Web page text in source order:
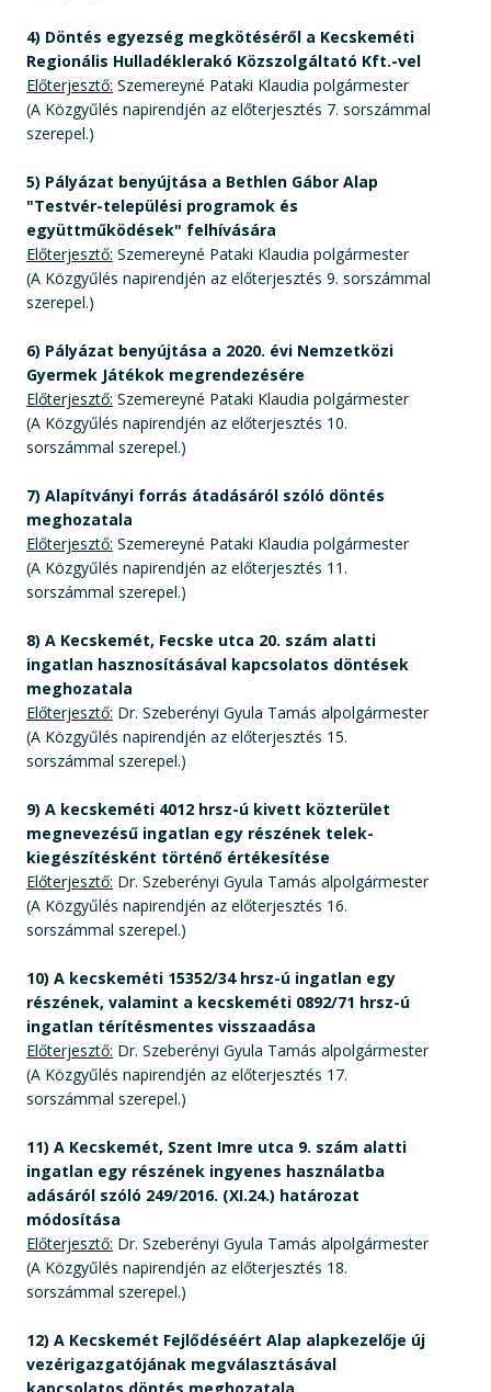
4) Döntés egyezség megkötéséről a Kecskeméti
Regionális Hulladéklerakó Közszolgáltató Kft.-vel
Előterjesztő: Szemereyné Pataki Klaudia polgármester
(A Közgyűlés napirendjén az előterjesztés 7. sorszámmal
szerepel.)
5) Pályázat benyújtása a Bethlen Gábor Alap
"Testvér-települési programok és
együttműködések" felhívására
Előterjesztő: Szemereyné Pataki Klaudia polgármester
(A Közgyűlés napirendjén az előterjesztés 9. sorszámmal
szerepel.)
6) Pályázat benyújtása a 2020. évi Nemzetközi
Gyermek Játékok megrendezésére
Előterjesztő: Szemereyné Pataki Klaudia polgármester
(A Közgyűlés napirendjén az előterjesztés 10.
sorszámmal szerepel.)
7) Alapítványi forrás átadásáról szóló döntés
meghozatala
Előterjesztő: Szemereyné Pataki Klaudia polgármester
(A Közgyűlés napirendjén az előterjesztés 11.
sorszámmal szerepel.)
8) A Kecskemét, Fecske utca 20. szám alatti
ingatlan hasznosításával kapcsolatos döntések
meghozatala
Előterjesztő: Dr. Szeberényi Gyula Tamás alpolgármester
(A Közgyűlés napirendjén az előterjesztés 15.
sorszámmal szerepel.)
9) A kecskeméti 4012 hrsz-ú kivett közterület
megnevezésű ingatlan egy részének telek-
kiegészítésként történő értékesítése
Előterjesztő: Dr. Szeberényi Gyula Tamás alpolgármester
(A Közgyűlés napirendjén az előterjesztés 16.
sorszámmal szerepel.)
10) A kecskeméti 15352/34 hrsz-ú ingatlan egy
részének, valamint a kecskeméti 0892/71 hrsz-ú
ingatlan térítésmentes visszaadása
Előterjesztő: Dr. Szeberényi Gyula Tamás alpolgármester
(A Közgyűlés napirendjén az előterjesztés 17.
sorszámmal szerepel.)
11) A Kecskemét, Szent Imre utca 9. szám alatti
ingatlan egy részének ingyenes használatba
adásáról szóló 249/2016. (XI.24.) határozat
módosítása
Előterjesztő: Dr. Szeberényi Gyula Tamás alpolgármester
(A Közgyűlés napirendjén az előterjesztés 18.
sorszámmal szerepel.)
12) A Kecskemét Fejlődéséért Alap alapkezelője új
vezérigazgatójának megválasztásával